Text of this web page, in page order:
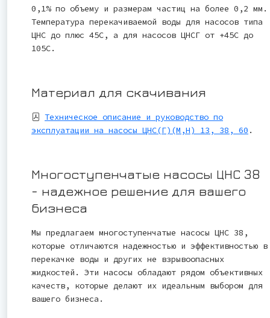
0,1% по объему и размерам частиц на более 0,2 мм.
Температура перекачиваемой воды для насосов типа
ЦНС до плюс 45С, а для насосов ЦНСГ от +45С до
105С.
Материал для скачивания
Техническое описание и руководство по
эксплуатации на насосы ЦНС(Г)(М,Н) 13, 38, 60 .
Многоступенчатые насосы ЦНС 38
- надежное решение для вашего
бизнеса
Мы предлагаем многоступенчатые насосы ЦНС 38,
которые отличаются надежностью и эффективностью в
перекачке воды и других не взрывоопасных
жидкостей. Эти насосы обладают рядом объективных
качеств, которые делают их идеальным выбором для
вашего бизнеса.